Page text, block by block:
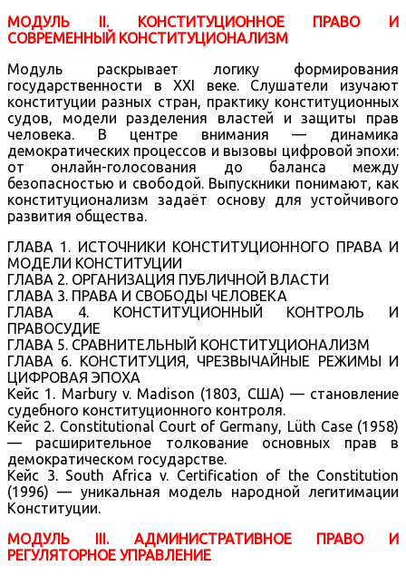
МОДУЛЬ II. КОНСТИТУЦИОННОЕ ПРАВО И
СОВРЕМЕННЫЙ КОНСТИТУЦИОНАЛИЗМ
Модуль раскрывает логику формирования
государственности в XXI веке. Слушатели изучают
конституции разных стран, практику конституционных
судов, модели разделения властей и защиты прав
человека. В центре внимания — динамика
демократических процессов и вызовы цифровой эпохи:
от онлайн-голосования до баланса между
безопасностью и свободой. Выпускники понимают, как
конституционализм задаёт основу для устойчивого
развития общества.
ГЛАВА 1. ИСТОЧНИКИ КОНСТИТУЦИОННОГО ПРАВА И
МОДЕЛИ КОНСТИТУЦИИ
ГЛАВА 2. ОРГАНИЗАЦИЯ ПУБЛИЧНОЙ ВЛАСТИ
ГЛАВА 3. ПРАВА И СВОБОДЫ ЧЕЛОВЕКА
ГЛАВА 4. КОНСТИТУЦИОННЫЙ КОНТРОЛЬ И
ПРАВОСУДИЕ
ГЛАВА 5. СРАВНИТЕЛЬНЫЙ КОНСТИТУЦИОНАЛИЗМ
ГЛАВА 6. КОНСТИТУЦИЯ, ЧРЕЗВЫЧАЙНЫЕ РЕЖИМЫ И
ЦИФРОВАЯ ЭПОХА
Кейс 1. Marbury v. Madison (1803, США) — становление
судебного конституционного контроля.
Кейс 2. Constitutional Court of Germany, Lüth Case (1958)
— расширительное толкование основных прав в
демократическом государстве.
Кейс 3. South Africa v. Certification of the Constitution
(1996) — уникальная модель народной легитимации
Конституции.
МОДУЛЬ III. АДМИНИСТРАТИВНОЕ ПРАВО И
РЕГУЛЯТОРНОЕ УПРАВЛЕНИЕ